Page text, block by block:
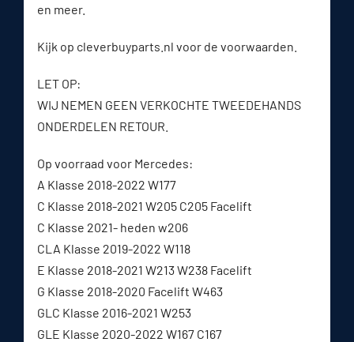
en meer.
Kijk op cleverbuyparts.nl voor de voorwaarden.
LET OP:
WIJ NEMEN GEEN VERKOCHTE TWEEDEHANDS
ONDERDELEN RETOUR.
Op voorraad voor Mercedes:
A Klasse 2018-2022 W177
C Klasse 2018-2021 W205 C205 Facelift
C Klasse 2021- heden w206
CLA Klasse 2019-2022 W118
E Klasse 2018-2021 W213 W238 Facelift
G Klasse 2018-2020 Facelift W463
GLC Klasse 2016-2021 W253
GLE Klasse 2020-2022 W167 C167